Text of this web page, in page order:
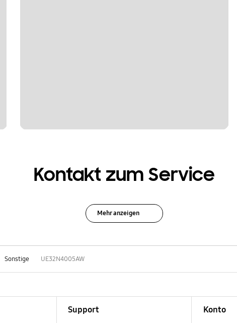
Kontakt zum Service
Mehr anzeigen
Sonstige UE32N4005AW
Support Konto